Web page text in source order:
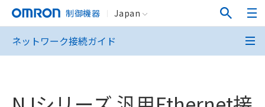
制御機器 Japan
ネットワーク接続ガイド